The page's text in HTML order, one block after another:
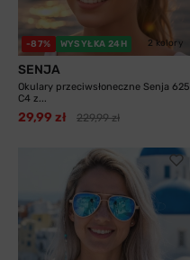
-87% WYSYŁKA 24H 2 kolory
SENJA
Okulary przeciwsłoneczne Senja 625
C4 z...
29,99 zł 229,99 zł